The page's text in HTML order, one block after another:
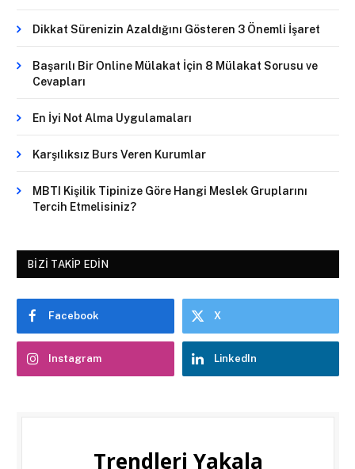
Dikkat Sürenizin Azaldığını Gösteren 3 Önemli İşaret
Başarılı Bir Online Mülakat İçin 8 Mülakat Sorusu ve
Cevapları
En İyi Not Alma Uygulamaları
Karşılıksız Burs Veren Kurumlar
MBTI Kişilik Tipinize Göre Hangi Meslek Gruplarını
Tercih Etmelisiniz?
BIZI TAKIP EDIN
Facebook X
Instagram LinkedIn
Trendleri Yakala